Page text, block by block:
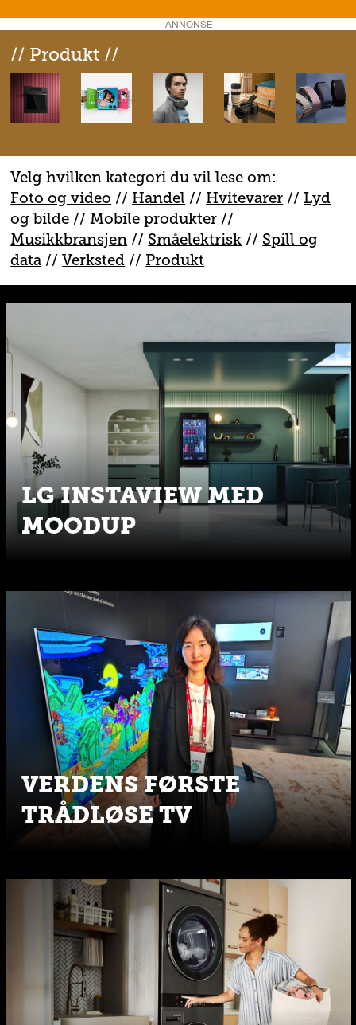
ANNONSE
// Produkt //
Velg hvilken kategori du vil lese om:
Foto og video // Handel // Hvitevarer // Lyd
og bilde //Mobile produkter //
Musikkbransjen // Småelektrisk // Spill og
data //Verksted // Produkt
LG INSTAVIEW MED
MOODUP
VERDENS FØRSTE
TRÅDLØSE TV